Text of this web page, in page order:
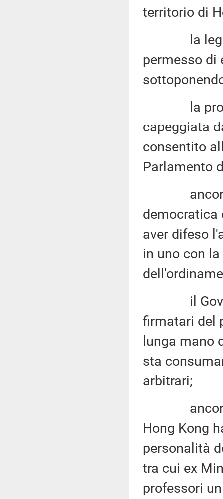
territorio di
la legge,
permesso di
la
capeggiata
consentito
Parlamento
ancora
democratica
aver difeso
in uno con
il
firmatari del
lunga mano
sta
arbitrari;
ancora in
Hong Kong
personalità
tra cui ex
professori